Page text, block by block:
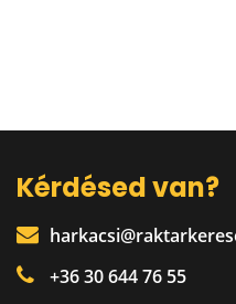
Kérdésed van?
+36 30 644 76 55